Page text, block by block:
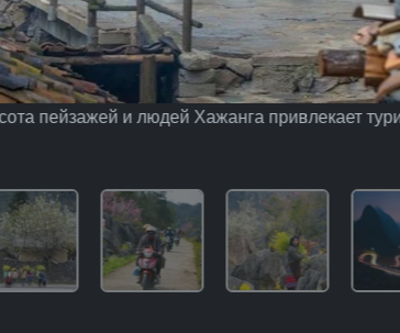
пейзажей и людей Хажанга привлекает